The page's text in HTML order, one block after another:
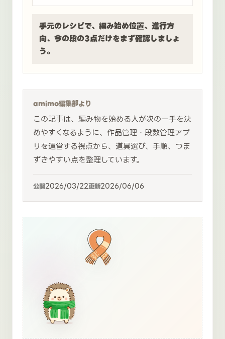
手元のレシピで、編み始め位置、進行方
向、今の段の3点だけをまず確認しましょ
う。
amimo編集部より
この記事は、編み物を始める人が次の一手を決
めやすくなるように、作品管理・段数管理アプ
リを運営する視点から、道具選び、手順、つま
ずきやすい点を整理しています。
公開2026/03/22更新2026/06/06